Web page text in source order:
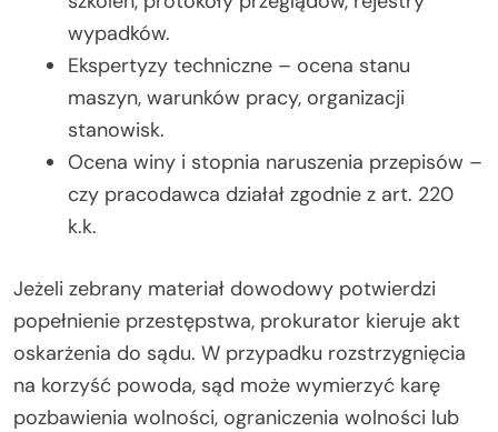
wypadków.
Ekspertyzy techniczne – ocena stanu
maszyn, warunków pracy, organizacji
stanowisk.
Ocena winy i stopnia naruszenia przepisów –
czy pracodawca działał zgodnie z art. 220
k.k.
Jeżeli zebrany materiał dowodowy potwierdzi
popełnienie przestępstwa, prokurator kieruje akt
oskarżenia do sądu. W przypadku rozstrzygnięcia
na korzyść powoda, sąd może wymierzyć karę
pozbawienia wolności, ograniczenia wolności lub